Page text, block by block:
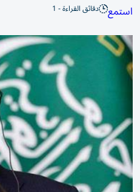
استمع دقائق القراءة - 1